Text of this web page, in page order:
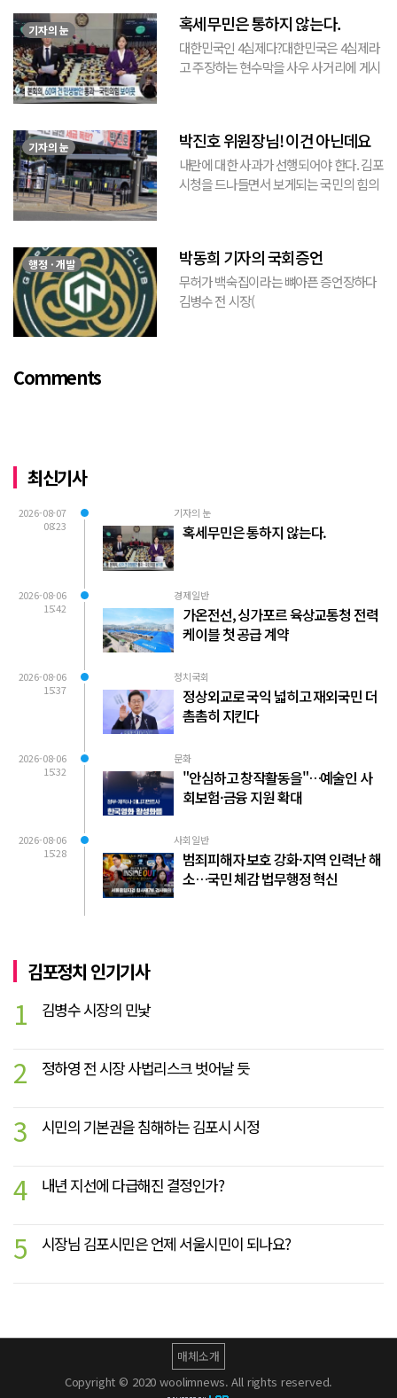
기자의 눈 혹세무민은 통하지 않는다.
대한민국인 4심제다?대한민국은 4심제라
고 주장하는 현수막을 사우 사거리에 게시
민(惑...
기자의 눈 박진호 위원장님! 이건 아닌데요
내란에 대한 사과가 선행되어야 한다. 김포
시청을 드나들면서 보게되는 국민의 힘의
이 하...
행정 · 개발 박동희 기자의 국회증언
무허가 백숙집이라는 뼈아픈 증언장하다
김병수 전 시장(
Comments
최신기사
2026-08-07
08:23
기자의 눈
혹세무민은 통하지 않는다.
2026-08-06
15:42
경제일반
가온전선, 싱가포르 육상교통청 전력
케이블 첫 공급 계약
2026-08-06
15:37
정치국회
정상외교로 국익 넓히고 재외국민 더
촘촘히 지킨다
2026-08-06
15:32
문화
"안심하고 창작활동을"…예술인 사
회보험·금융 지원 확대
2026-08-06
15:28
사회일반
범죄피해자 보호 강화·지역 인력난 해
소…국민 체감 법무행정 혁신
김포정치 인기기사
1 김병수 시장의 민낯
2 정하영 전 시장 사법리스크 벗어날 듯
3 시민의 기본권을 침해하는 김포시 시정
4 내년 지선에 다급해진 결정인가?
5 시장님 김포시민은 언제 서울시민이 되나요?
매체소개
Copyright © 2020 woolimnews. All rights reserved.